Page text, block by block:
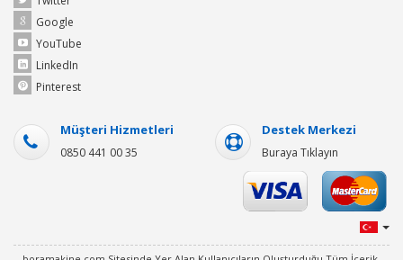
Google
YouTube
LinkedIn
Pinterest
Müşteri Hizmetleri
0850 441 00 35
Destek Merkezi
Buraya Tıklayın